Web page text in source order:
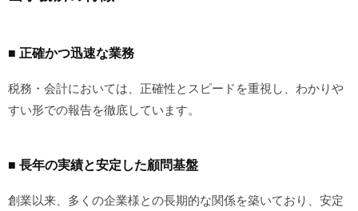
■ 正確かつ迅速な業務
税務・会計においては、正確性とスピードを重視し、わかりや
すい形での報告を徹底しています。
■ 長年の実績と安定した顧問基盤
創業以来、多くの企業様との長期的な関係を築いており、安定